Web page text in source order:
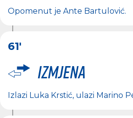
Opomenut je Ante Bartulović.
61'
Izmjena
Izlazi Luka Krstić, ulazi Marino